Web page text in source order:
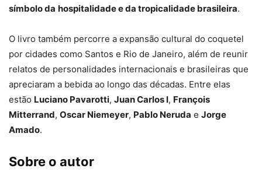
símbolo da hospitalidade e da tropicalidade brasileira.
O livro também percorre a expansão cultural do coquetel
por cidades como Santos e Rio de Janeiro, além de reunir
relatos de personalidades internacionais e brasileiras que
apreciaram a bebida ao longo das décadas. Entre elas
estão Luciano Pavarotti, Juan Carlos I, François
Mitterrand, Oscar Niemeyer, Pablo Neruda e Jorge
Amado.
Sobre o autor